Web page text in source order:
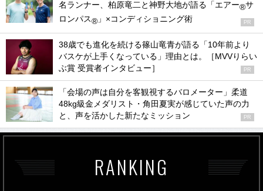
名ランナー、柏原竜二と神野大地が語る「エアー®サ
ロンパス® 」×コンディショニング術 PR
38歳でも進化を続ける篠山竜青が語る「10年前より
バスケが上手くなっている」理由とは。［MVVりらい
ぶ賞 受賞者インタビュー］
PR
「会場の声は自分を客観視するバロメーター」柔道
48kg級金メダリスト・角田夏実が感じていた声の力
と、声を活かした新たなミッション
PR
RANKING